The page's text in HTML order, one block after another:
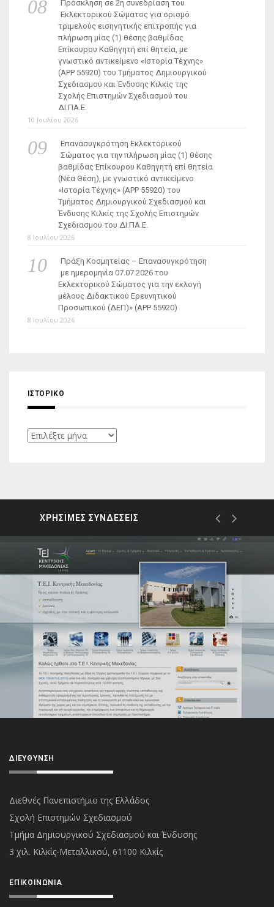
Πρόσκληση σε 2η συνεδρίαση του
Εκλεκτορικού Σώματος για ορισμό
τριμελούς εισηγητικής επιτροπής για
πλήρωση μίας (1) θέσης βαθμίδας
Επίκουρου Καθηγητή επί θητεία, με
γνωστικό αντικείμενο «Ιστορία Τέχνης»
(ΑΡΡ 55920) του Τμήματος Δημιουργικού
Σχεδιασμού και Ένδυσης Κιλκίς της
Σχολής Επιστημών Σχεδιασμού του
ΔΙ.ΠΑ.Ε.
10 Ιουλίου 2026
Επανασυγκρότηση Εκλεκτορικού
Σώματος για την πλήρωση μίας (1) θέσης
βαθμίδας Επίκουρου Καθηγητή επί θητεία
(Νέα Θέση), με γνωστικό αντικείμενο
«Ιστορία Τέχνης» (ΑΡΡ 55920) του
Τμήματος Δημιουργικού Σχεδιασμού και
Ένδυσης Κιλκίς της Σχολής Επιστημών
Σχεδιασμού του ΔΙ.ΠΑ.Ε.
8 Ιουλίου 2026
Πράξη Κοσμητείας – Επανασυγκρότηση
με ημερομηνία 07.07.2026 του
Εκλεκτορικού Σώματος για την εκλογή
μέλους Διδακτικού Ερευνητικού
Προσωπικού (ΔΕΠ)» (APP 55920)
8 Ιουλίου 2026
ΙΣΤΟΡΙΚΌ
Ιστορικό
ΧΡΗΣΙΜΕΣ ΣΥΝΔΕΣΕΙΣ
ΔΙΕΎΘΥΝΣΗ
Διεθνές Πανεπιστήμιο της Ελλάδος
Σχολή Επιστημών Σχεδιασμού
Τμήμα Δημιουργικού Σχεδιασμού και Ένδυσης
3 χιλ. Κιλκίς-Μεταλλικού, 61100 Κιλκίς
ΕΠΙΚΟΙΝΩΝΊΑ